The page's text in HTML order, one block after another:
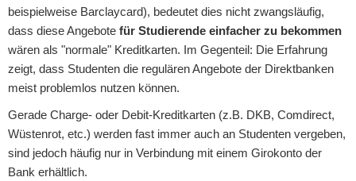
beispielweise Barclaycard), bedeutet dies nicht zwangsläufig,
dass diese Angebote für Studierende einfacher zu bekommen
wären als "normale" Kreditkarten. Im Gegenteil: Die Erfahrung
zeigt, dass Studenten die regulären Angebote der Direktbanken
meist problemlos nutzen können.
Gerade Charge- oder Debit-Kreditkarten (z.B. DKB, Comdirect,
Wüstenrot, etc.) werden fast immer auch an Studenten vergeben,
sind jedoch häufig nur in Verbindung mit einem Girokonto der
Bank erhältlich.